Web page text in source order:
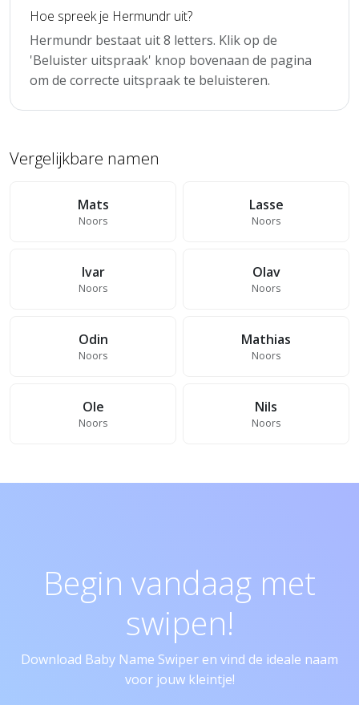
Hoe spreek je Hermundr uit?
Hermundr bestaat uit 8 letters. Klik op de
'Beluister uitspraak' knop bovenaan de pagina
om de correcte uitspraak te beluisteren.
Vergelijkbare namen
Mats
Noors
Lasse
Noors
Ivar
Noors
Olav
Noors
Odin
Noors
Mathias
Noors
Ole
Noors
Nils
Noors
Begin vandaag met
swipen!
Download Baby Name Swiper en vind de ideale naam
voor jouw kleintje!